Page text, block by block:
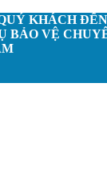
KHÁCH
BẢO VỆ